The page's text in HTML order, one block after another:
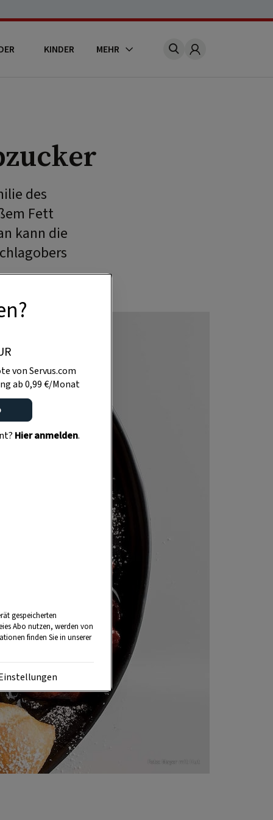
KINDER MEHR Account
des
Fett
kann die
Foto: Mayer mit Hut
von Servus.com
ab 0,99 €/Monat
Hier anmelden.
gespeicherten
Abo nutzen, werden von
finden Sie in unserer